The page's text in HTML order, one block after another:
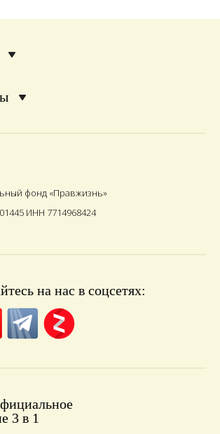
фонд «Правжизнь»
ИНН 7714968424
на нас в соцсетях:
3 в 1